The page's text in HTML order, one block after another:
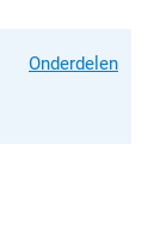
Onderdelen